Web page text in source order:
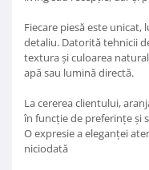
Fiecare piesă este
detaliu. Datorită tehnicii
textura și culoarea
apă sau lumină directă.
La cererea clientului,
în funcție de preferințe și
O expresie a eleganței
niciodată